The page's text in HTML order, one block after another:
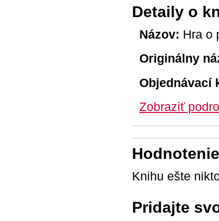
Detaily o
Názov: Hra o
Originálny
Objednávací
Zobraziť
Knihu ešte
Pridajte